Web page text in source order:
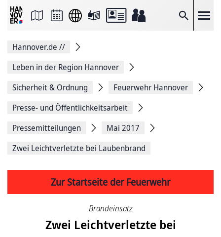
Suche
Seite
Facebook
teilen
Seitenlink
Seite
Hannover.de //
Leben in der Region Hannover
Sicherheit & Ordnung
Feuerwehr Hannover
Presse- und Öffentlichkeitsarbeit
Pressemitteilungen
Mai 2017
Zwei Leichtverletzte bei Laubenbrand
Zur Startseite der Feuerwehr
Brandeinsatz
Zwei Leichtverletzte bei